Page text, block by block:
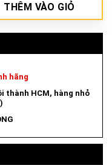
THÊM VÀO GIỎ
hãng
thành HCM, hàng nhỏ